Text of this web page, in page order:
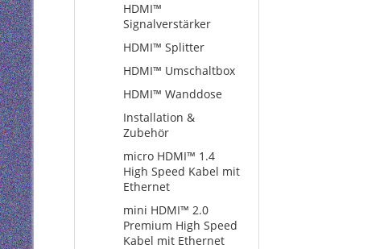
HDMI™
Signalverstärker
HDMI™ Splitter
HDMI™ Umschaltbox
HDMI™ Wanddose
Installation &
Zubehör
micro HDMI™ 1.4
High Speed Kabel mit
Ethernet
mini HDMI™ 2.0
Premium High Speed
Kabel mit Ethernet